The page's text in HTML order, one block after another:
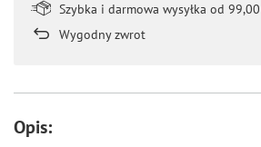
Szybka i darmowa wysyłka od 99,00
Wygodny zwrot
Opis: